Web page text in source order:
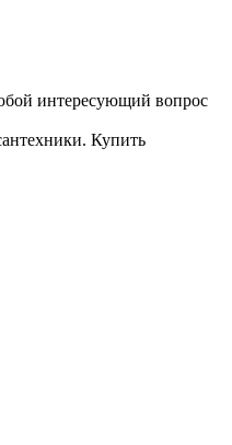
интересующий вопрос
Купить